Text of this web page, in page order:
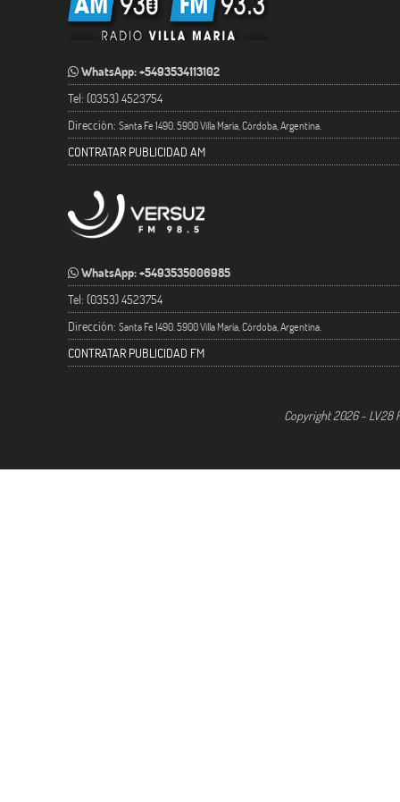
WhatsApp: +5493534113102
Tel: (0353) 4523754
Dirección: Santa Fe 1490. 5900 Villa María, Córdoba, Argentina.
CONTRATAR PUBLICIDAD AM
WhatsApp: +5493535006985
Tel: (0353) 4523754
Dirección: Santa Fe 1490. 5900 Villa María, Córdoba, Argentina.
CONTRATAR PUBLICIDAD FM
Copyright 2026 - LV28